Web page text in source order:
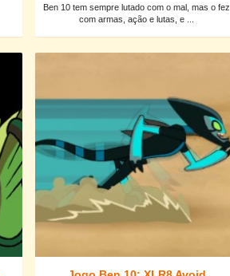
Ben 10 tem sempre lutado com o mal, mas o fez
com armas, ação e lutas, e ...